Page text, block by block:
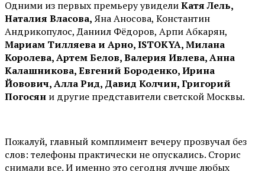
Одними из первых премьеру увиделиКатя Лель,
Наталия Власова,Яна Аносова, Константин
Андрикопулос, Даниил Фёдоров, Арпи Абкарян,
Мариам Тилляева и Арно, ISTOKYA, Милана
Королева, Артем Белов, Валерия Ивлева, Анна
Калашникова, Евгений Бороденко, Ирина
Йовович, Алла Рид, Давид Колчин, Григорий
Погосян и другие представители светской Москвы.
Пожалуй, главный комплимент вечеру прозвучал без
слов: телефоны практически не опускались. Сторис
снимали все. И именно это сегодня лучше любых